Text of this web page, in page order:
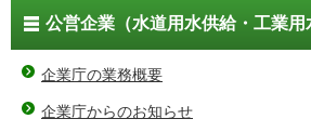
公営企業（水道用水供給・工業用
企業庁の業務概要
企業庁からのお知らせ